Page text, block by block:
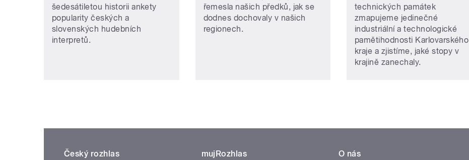
šedesátiletou historii ankety
popularity českých a
slovenských hudebních
interpretů.
řemesla našich předků, jak se
dodnes dochovaly v našich
regionech.
technických památek
zmapujeme jedinečné
industriální a technologické
pamětihodnosti Karlovarského
kraje a zjistíme, jaké stopy v
krajině zanechaly.
Český rozhlas
mujRozhlas
O nás